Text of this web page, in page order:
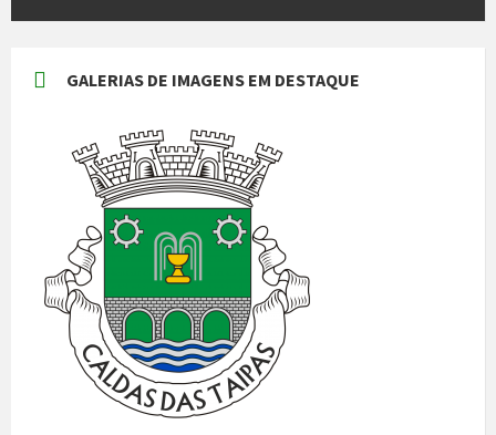
GALERIAS DE IMAGENS EM DESTAQUE